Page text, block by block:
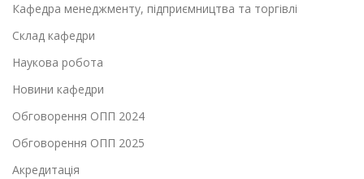
Кафедра менеджменту, підприємництва та торгівлі
Склад кафедри
Наукова робота
Новини кафедри
Обговорення ОПП 2024
Обговорення ОПП 2025
Акредитація